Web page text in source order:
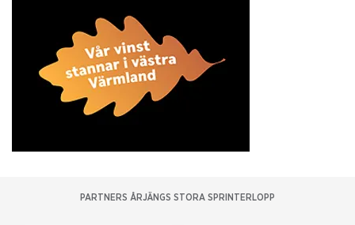
PARTNERS ÅRJÄNGS STORA SPRINTERLOPP